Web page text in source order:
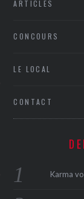
ARTICLES
CONCOURS
LE LOCAL
CONTACT
Karma